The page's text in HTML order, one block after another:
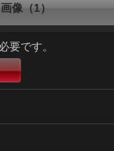
画像（1）
要です。